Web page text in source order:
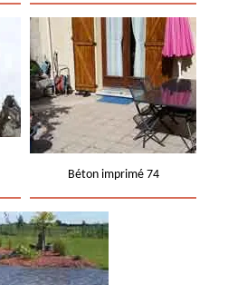
Béton imprimé 74